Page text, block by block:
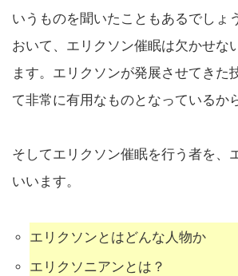
いうものを聞いたこともあるでしょ
おいて、エリクソン催眠は欠かせな
ます。エリクソンが発展させてきた
て非常に有用なものとなっているか
そしてエリクソン催眠を行う者を、
いいます。
エリクソンとはどんな人物か
エリクソニアンとは？